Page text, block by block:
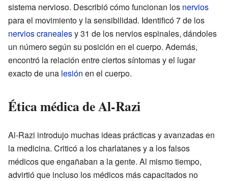
sistema nervioso. Describió cómo funcionan los nervios
para el movimiento y la sensibilidad. Identificó 7 de los
nervios cranealesy 31 de los nervios espinales, dándoles
un número según su posición en el cuerpo. Además,
encontró la relación entre ciertos síntomas y el lugar
exacto de una lesión en el cuerpo.
Ética médica de Al-Razi
Al-Razi introdujo muchas ideas prácticas y avanzadas en
la medicina. Criticó a los charlatanes y a los falsos
médicos que engañaban a la gente. Al mismo tiempo,
advirtió que incluso los médicos más capacitados no